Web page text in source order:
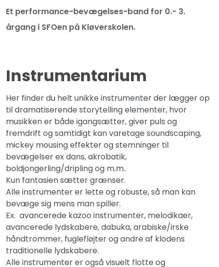
Et performance-bevægelses-band for 0.- 3.
årgang i SFOen på Kløverskolen.
Instrumentarium
Her finder du helt unikke instrumenter der lægger op
til dramatiserende storytelling elementer, hvor
musikken er både igangsætter, giver puls og
fremdrift og samtidigt kan varetage soundscaping,
mickey mousing effekter og stemninger til
bevægelser ex dans, akrobatik,
boldjongerling/dripling og m.m..
Kun fantasien sætter grænser.
Alle instrumenter er lette og robuste, så man kan
bevæge sig mens man spiller.
Ex. avancerede kazoo instrumenter, melodikaer,
avancerede lydskabere, dabuka, arabiske/irske
håndtrommer, fuglefløjter og andre af klodens
traditionelle lydskabere.
Alle instrumenter er også visuelt flotte og